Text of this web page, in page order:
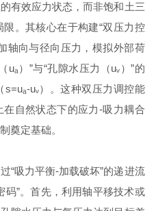
效应力状态，而非饱和土三
。其核心在于构建“双压力控
轴向与径向压力，模拟外部荷
）”与“孔隙水压力（uᵥ）”的
uᵥ）。这种双压力调控能
自然状态下的应力-吸力耦合
奠定基础。
吸力平衡-加载破坏”的递进流
码”。首先，利用轴平移技术或